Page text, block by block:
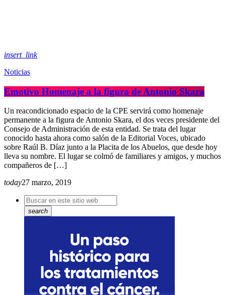
insert_link
Noticias
Emotivo Homenaje a la figura de Antonio Skara
Un reacondicionado espacio de la CPE servirá como homenaje
permanente a la figura de Antonio Skara, el dos veces presidente del
Consejo de Administración de esta entidad. Se trata del lugar
conocido hasta ahora como salón de la Editorial Voces, ubicado
sobre Raúl B. Díaz junto a la Placita de los Abuelos, que desde hoy
lleva su nombre. El lugar se colmó de familiares y amigos, y muchos
compañeros de […]
today27 marzo, 2019
search